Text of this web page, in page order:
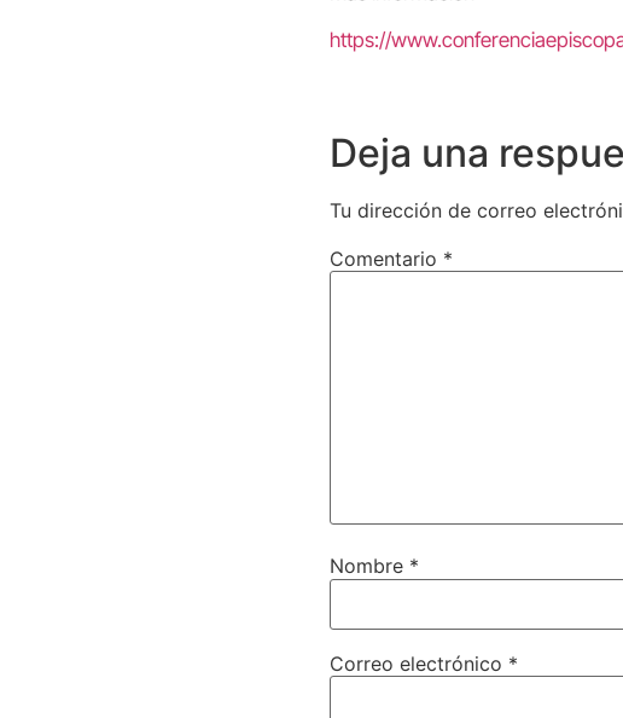
https://
Deja una
Tu dirección de correo
Comentario *
Nombre *
Correo electrónico *